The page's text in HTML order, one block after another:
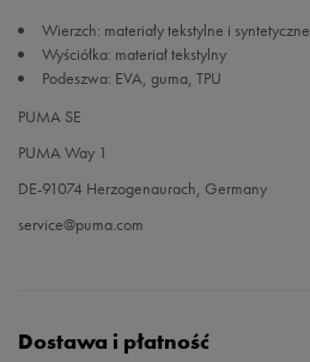
Wierzch: materiały tekstylne i syntetyczne
Wyściółka: materiał tekstylny
Podeszwa: EVA, guma, TPU
PUMA SE
PUMA Way 1
DE-91074 Herzogenaurach, Germany
service@puma.com
Dostawa i płatność